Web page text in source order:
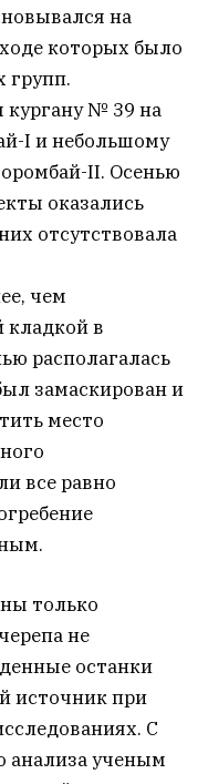
на
которых было
групп.
№ 39 на
I и небольшому
II. Осенью
оказались
отсутствовала
чем
кладкой в
располагалась
замаскирован и
место
все равно
только
не
останки
источник при
С
анализа ученым